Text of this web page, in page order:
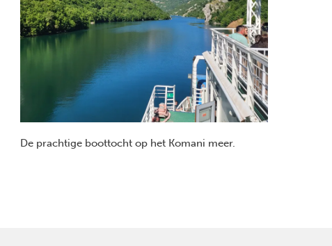
De prachtige boottocht op het Komani meer.